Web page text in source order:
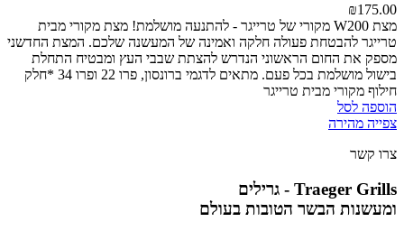
₪175.00
מצת W200 מקורי של טרייגר - להתנעה מושלמת!
מצת מקורי מבית
טרייגר להבטחת פעולה חלקה ואמינה של המעשנה שלכם. המצת החדשני
מספק את החום הראשוני הנדרש להצתת שבבי העץ ומבטיח התחלת
בישול מושלמת בכל פעם. מתאים לדגמי ברונסון, פרו 22 ופרו 34
*חלק
חילוף מקורי מבית טרייגר
הוספה לסל
צפייה מהירה
צרו קשר
Traeger Grills - גרילים
ומעשנות הבשר הטובות בעולם